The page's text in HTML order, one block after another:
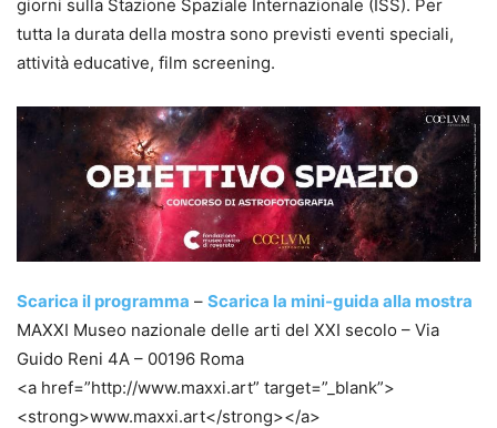
giorni sulla Stazione Spaziale Internazionale (ISS). Per
tutta la durata della mostra sono previsti eventi speciali,
attività educative, film screening.
Scarica il programma – Scarica la mini-guida alla mostra
MAXXI Museo nazionale delle arti del XXI secolo – Via
Guido Reni 4A – 00196 Roma
<a href=”http://www.maxxi.art” target=”_blank”>
<strong>www.maxxi.art</strong></a>